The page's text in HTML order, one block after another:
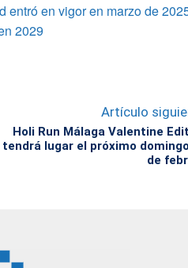
entró en vigor en marzo de
2029
Artículo
Holi Run Málaga Valentine
tendrá lugar el próximo
de